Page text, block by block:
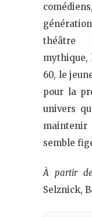
théâtre
mythique,
60, le
pour la
univers
maintenir
semble
À partir
Selznick,